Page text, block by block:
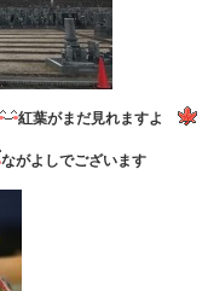
紅葉がまだ見れますよ
ながよしでございます